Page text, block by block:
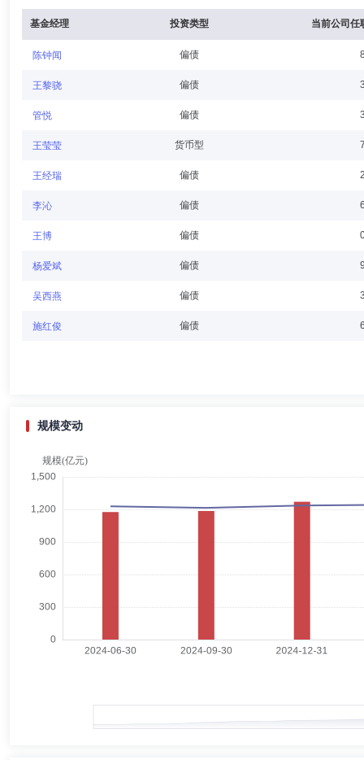
事。历任中国人民大学劳动人事学院副院长、院长、中国人民大学公共
金涛 学历：博士
金涛先生：鹏扬基金管理有限公司独立董事，美国哈佛大学经济学博
王鹤菲 学历：博士
王鹤菲女士：独立董事，美国斯坦福大学商学院金融系哲学博士。现
邱峻 学历：硕士
陈钟闻先生：北京理工大学工商管理硕士,总经理助理、固定收益投资
日至2020年3月20日期间)、鹏扬淳优一年定期开放债券型证券投资基
债券型证券投资基金基金经理(2018年2月5日起任职)、鹏扬淳利定期
(2020年10月29日起任职)、鹏扬利鑫60天滚动持有期债券型证券投资
泰达宏利基金管理有限公司，曾担任研究员、高级研究员,现任研究部
泰达宏利蓝筹价值混合型证券投资基金基金经理；2020年4月13日至今
宋震先生：北京大学数学学院理学学士，中国经济研究中心经济学双
创富顾问有限公司副总裁；2011年6月至2016年10月任中国证监会北京
基金经理 投资类型 当前公司任
陈钟闻 偏债
王黎骁 偏债
管悦 偏债
王莹莹 货币型
王经瑞 偏债
李沁 偏债
王博 偏债
杨爱斌 偏债
吴西燕 偏债
施红俊 偏债
规模变动